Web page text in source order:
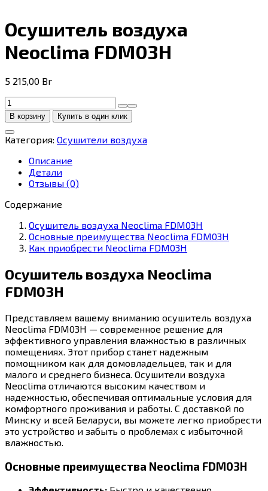
Осушитель воздуха
Neoclima FDM03H
5 215,00 Br
Количество
товара
Осушитель
воздуха
Neoclima
FDM03H
В корзину Купить в один клик
Категория: Осушители воздуха
Описание
Детали
Отзывы (0)
Содержание
Осушитель воздуха Neoclima FDM03H
Основные преимущества Neoclima FDM03H
Как приобрести Neoclima FDM03H
Осушитель воздуха Neoclima
FDM03H
Представляем вашему вниманию осушитель воздуха
Neoclima FDM03H — современное решение для
эффективного управления влажностью в различных
помещениях. Этот прибор станет надежным
помощником как для домовладельцев, так и для
малого и среднего бизнеса. Осушители воздуха
Neoclima отличаются высоким качеством и
надежностью, обеспечивая оптимальные условия для
комфортного проживания и работы. С доставкой по
Минску и всей Беларуси, вы можете легко приобрести
это устройство и забыть о проблемах с избыточной
влажностью.
Основные преимущества Neoclima FDM03H